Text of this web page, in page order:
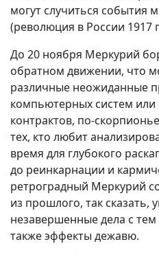
могут случиться события
(революция в России 1917
До 20 ноября Меркурий
обратном движении, что
различные неожиданные
компьютерных систем или
контрактов, по-
тех, кто любит
время для глубокого
до реинкарнации и
ретроградный Меркурий
из прошлого, так сказать,
незавершенные дела с
также эффекты дежавю.